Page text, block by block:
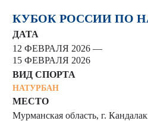
КУБОК РОССИИ ПО
ДАТА
12 ФЕВРАЛЯ 2026 —
15 ФЕВРАЛЯ 2026
ВИД СПОРТА
НАТУРБАН
МЕСТО
Мурманская область, г.